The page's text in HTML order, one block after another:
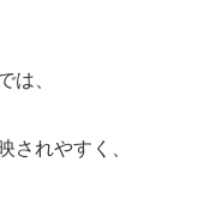
は、
されやすく、